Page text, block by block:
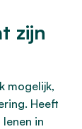
zijn
mogelijk,
Heeft
in